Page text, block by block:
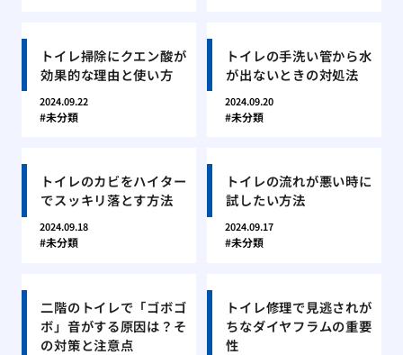
トイレ掃除にクエン酸が
効果的な理由と使い方
2024.09.22
未分類
トイレの手洗い管から水
が出ないときの対処法
2024.09.20
未分類
トイレのカビをハイター
でスッキリ落とす方法
2024.09.18
未分類
トイレの流れが悪い時に
試したい方法
2024.09.17
未分類
二階のトイレで「ゴボゴ
ボ」音がする原因は？そ
の対策と注意点
トイレ修理で見逃されが
ちなダイヤフラムの重要
性